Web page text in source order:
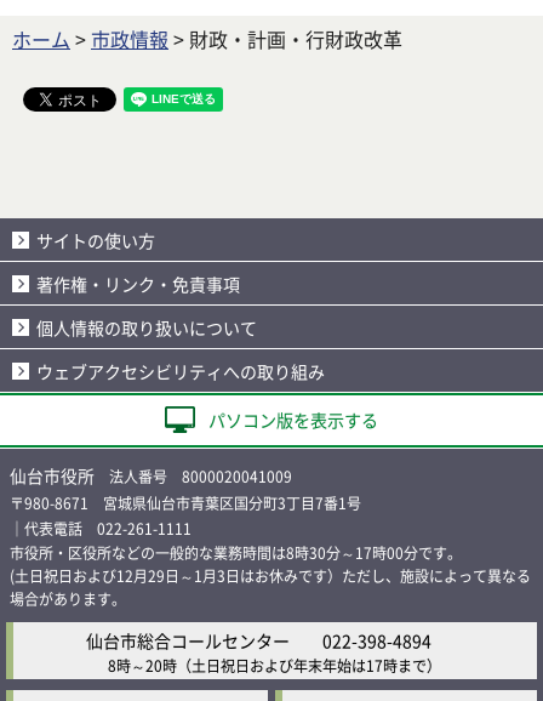
ホーム >市政情報 > 財政・計画・行財政改革
サイトの使い方
著作権・リンク・免責事項
個人情報の取り扱いについて
ウェブアクセシビリティへの取り組み
パソコン版を表示する
仙台市役所 法人番号 8000020041009
〒980-8671 宮城県仙台市青葉区国分町3丁目7番1号
｜代表電話 022-261-1111
市役所・区役所などの一般的な業務時間は8時30分～17時00分です。
(土日祝日および12月29日～1月3日はお休みです）ただし、施設によって異なる
場合があります。
仙台市総合コールセンター 022-398-4894
8時～20時 （土日祝日および年末年始は17時まで）